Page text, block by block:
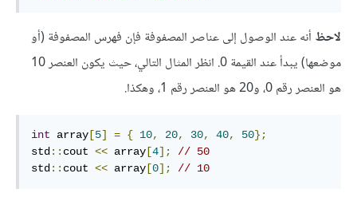
لاحظ أنه عند الوصول إلى عناصر المصفوفة فإن فهرس المصفوفة (أو
موضعها) يبدأ عند القيمة 0. انظر المثال التالي، حيث يكون العنصر 10
هو العنصر رقم 0، و20 هو العنصر رقم 1، وهكذا.
int array [5] = { 10, 20, 30, 40, 50};
std :: cout << array [4];
// 50
std :: cout << array [0]; // 10